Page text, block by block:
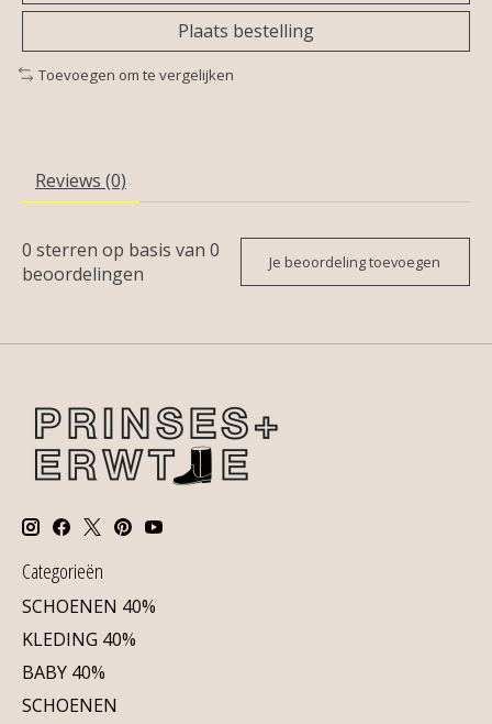
Plaats bestelling
Toevoegen om te vergelijken
Reviews (0)
0 sterren op basis van 0
beoordelingen
Je beoordeling toevoegen
Categorieën
SCHOENEN 40%
KLEDING 40%
BABY 40%
SCHOENEN